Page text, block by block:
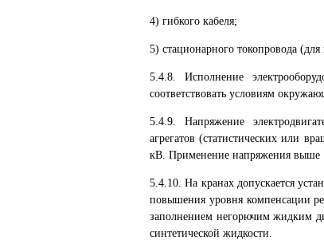
4) гибкого кабеля;
5) стационарного токопровода
5.4.8. Исполнение
соответствовать условиям
5.4.9. Напряжение
агрегатов (статистических или
кВ. Применение напряжения выше
5.4.10. На кранах допускается
повышения уровня компенсации
заполнением негорючим жидким
синтетической жидкости.